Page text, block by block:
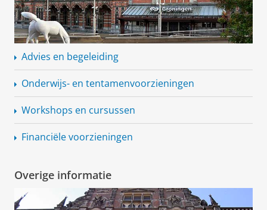
Advies en begeleiding
Onderwijs- en tentamenvoorzieningen
Workshops en cursussen
Financiële voorzieningen
Overige informatie